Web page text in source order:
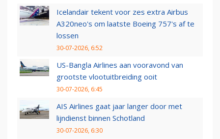
Icelandair tekent voor zes extra Airbus
A320neo's om laatste Boeing 757's af te
lossen
30-07-2026, 6:52
US-Bangla Airlines aan vooravond van
grootste vlootuitbreiding ooit
30-07-2026, 6:45
AIS Airlines gaat jaar langer door met
lijndienst binnen Schotland
30-07-2026, 6:30